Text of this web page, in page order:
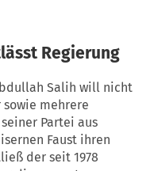
Regierung
Salih will nicht
mehrere
Partei aus
Faust ihren
der seit 1978